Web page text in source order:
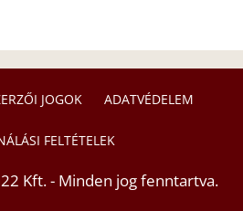
JOGOK ADATVÉDELEM
FELTÉTELEK
Kft. - Minden jog fenntartva.